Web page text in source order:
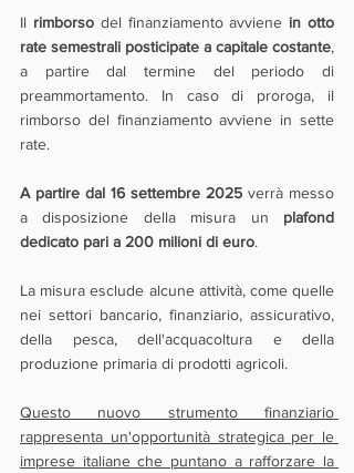
Il rimborso del finanziamento avviene in otto
rate semestrali posticipate a capitale costante,
a partire dal termine del periodo di
preammortamento. In caso di proroga, il
rimborso del finanziamento avviene in sette
rate.
A partire dal 16 settembre 2025 verrà messo
a disposizione della misura un plafond
dedicato pari a 200 milioni di euro.
La misura esclude alcune attività, come quelle
nei settori bancario, finanziario, assicurativo,
della pesca, dell'acquacoltura e della
produzione primaria di prodotti agricoli.
Questo nuovo strumento finanziario
rappresenta un'opportunità strategica per le
imprese italiane che puntano a rafforzare la